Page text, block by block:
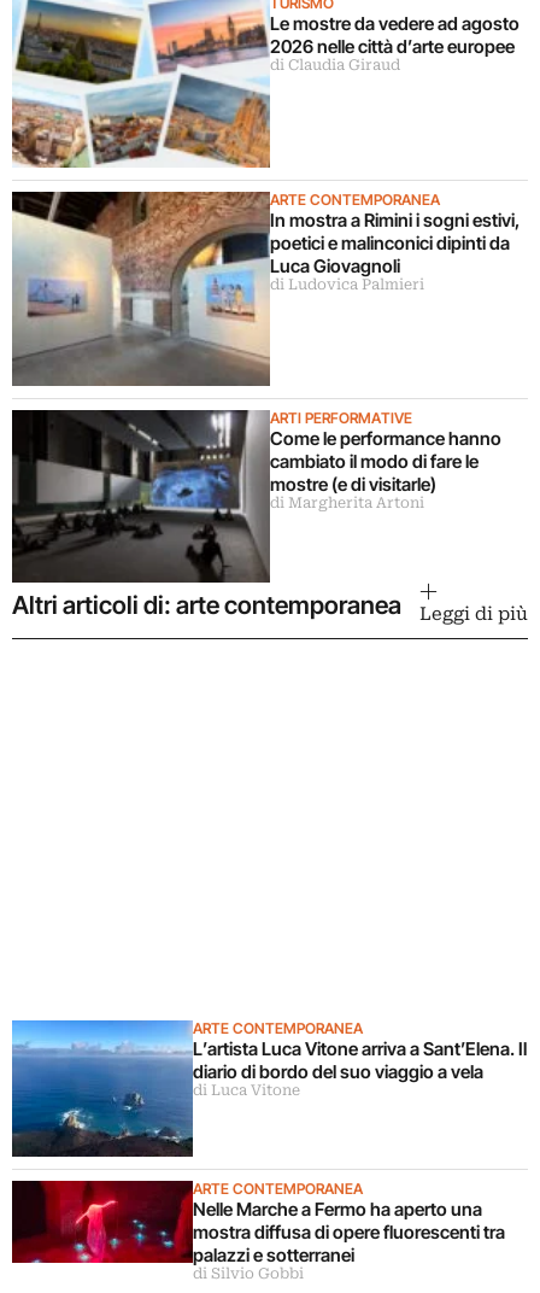
Le mostre da vedere ad agosto
2026 nelle città d’arte europee
di Claudia Giraud
ARTE CONTEMPORANEA
In mostra a Rimini i sogni estivi,
poetici e malinconici dipinti da
Luca Giovagnoli
di Ludovica Palmieri
ARTI PERFORMATIVE
Come le performance hanno
cambiato il modo di fare le
mostre (e di visitarle)
di Margherita Artoni
Altri articoli di: arte contemporanea Leggi di più
ARTE CONTEMPORANEA
L’artista Luca Vitone arriva a Sant’Elena. Il
diario di bordo del suo viaggio a vela
di Luca Vitone
ARTE CONTEMPORANEA
Nelle Marche a Fermo ha aperto una
mostra diffusa di opere fluorescenti tra
palazzi e sotterranei
di Silvio Gobbi